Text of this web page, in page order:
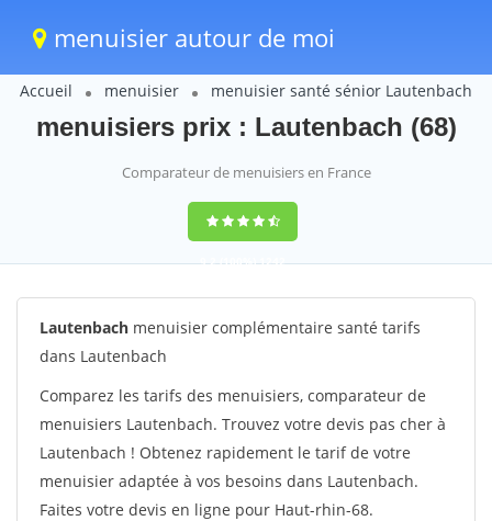
menuisier autour de moi
Accueil menuisier menuisier santé sénior Lautenbach
menuisiers prix : Lautenbach (68)
Comparateur de menuisiers en France
9,2(100%)1242
votes
Lautenbach menuisier complémentaire santé tarifs
dans Lautenbach
Comparez les tarifs des menuisiers, comparateur de
menuisiers Lautenbach. Trouvez votre devis pas cher à
Lautenbach ! Obtenez rapidement le tarif de votre
menuisier adaptée à vos besoins dans Lautenbach.
Faites votre devis en ligne pour Haut-rhin-68.